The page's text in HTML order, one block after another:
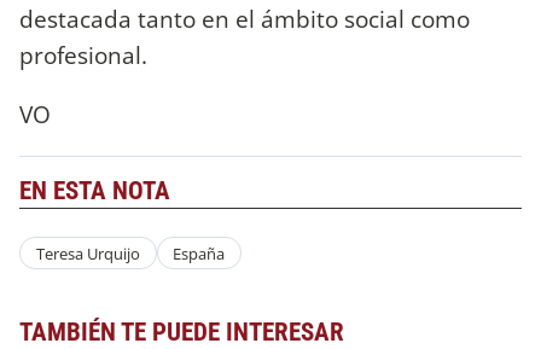
destacada tanto en el ámbito social como
profesional.
VO
EN ESTA NOTA
Teresa Urquijo España
TAMBIÉN TE PUEDE INTERESAR